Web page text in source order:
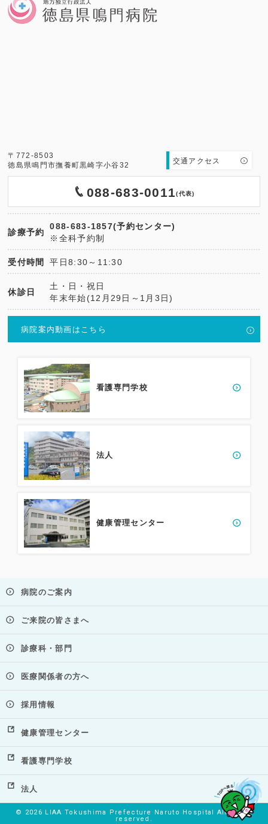
〒772-8503
徳島県鳴門市撫養町黒崎字小谷32
交通アクセス
088-683-0011(代表)
診療予約
088-683-1857(予約センター)
※全科予約制
受付時間 平日8:30～11:30
休診日
土・日・祝日
年末年始(12月29日～1月3日)
病院案内動画はこちら
看護専門学校
法人
健康管理センター
病院のご案内
ご来院の皆さまへ
診療科・部門
医療関係者の方へ
採用情報
健康管理センター
看護専門学校
法人
© 2026 LIAA Tokushima Prefecture Naruto Hospital All rights
reserved.